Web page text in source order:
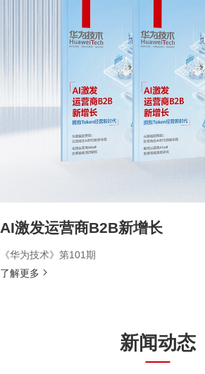
AI激发运营商B2B新增长
《华为技术》第101期
了解更多
新闻动态